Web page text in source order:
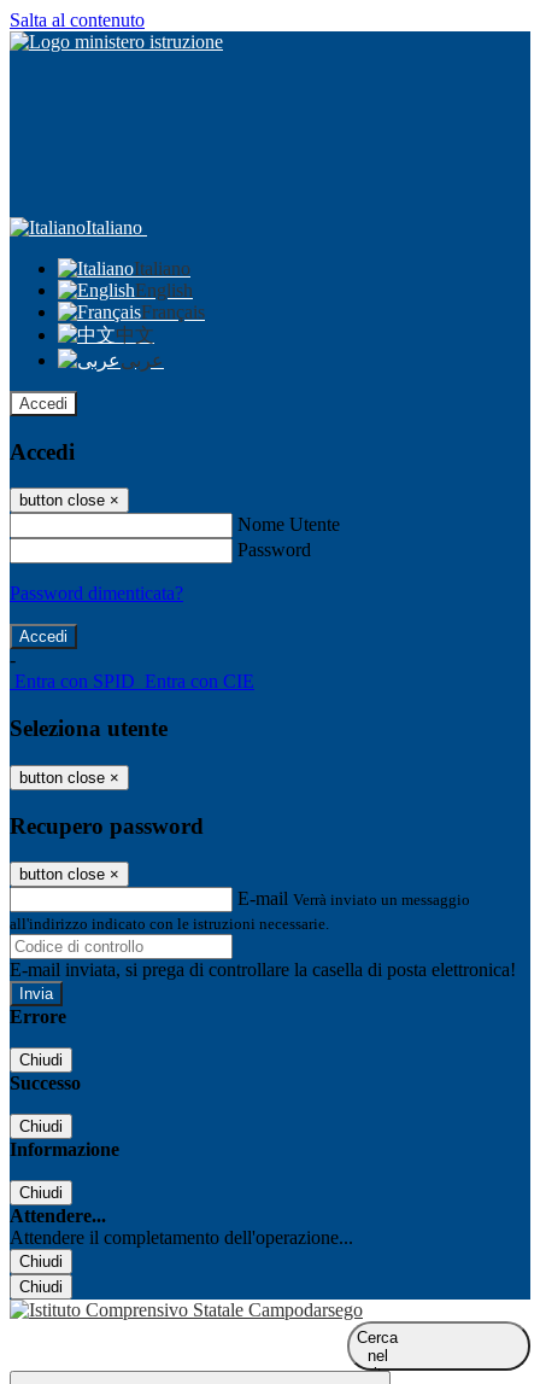
Salta al contenuto
Italiano
Italiano
English
Français
中文
عربى
Accedi
Accedi
button close ×
Nome Utente
Password
Password dimenticata?
-
Entra con SPID Entra con CIE
Seleziona utente
button close ×
Recupero password
button close ×
E-mail Verrà inviato un messaggio
all'indirizzo indicato con le istruzioni necessarie.
E-mail inviata, si prega di controllare la casella di posta elettronica!
Errore
Chiudi
Successo
Chiudi
Informazione
Chiudi
Attendere...
Attendere il completamento dell'operazione...
Chiudi
Chiudi
Cerca
nel
sito